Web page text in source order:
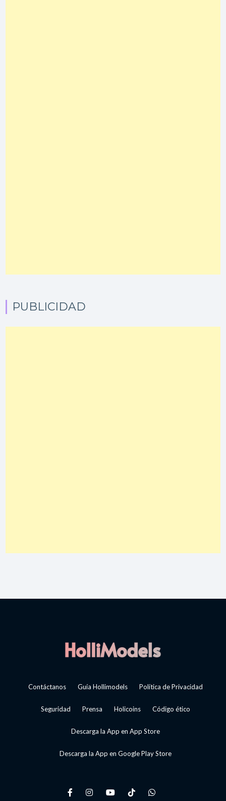
PUBLICIDAD
Contáctanos Guía Hollimodels Política de Privacidad
Seguridad Prensa Holicoins Código ético
Descarga la App en App Store
Descarga la App en Google Play Store